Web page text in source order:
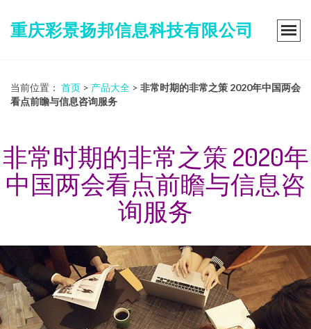
重庆彩景扬邦信息科技有限公司
当前位置： 首页 > 产品大全 > 非常时期的非常之策 2020年中国两会
看点前瞻与信息咨询服务
非常时期的非常之策 2020年
中国两会看点前瞻与信息咨
询服务